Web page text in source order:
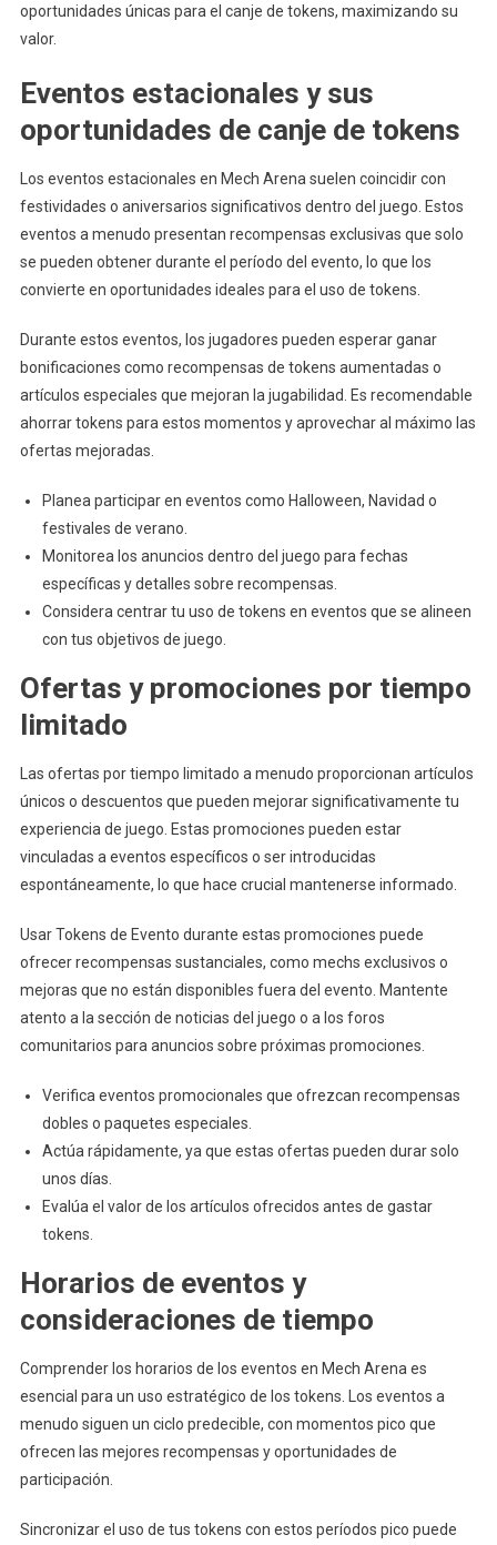
oportunidades únicas para el canje de tokens, maximizando su
valor.
Eventos estacionales y sus
oportunidades de canje de tokens
Los eventos estacionales en Mech Arena suelen coincidir con
festividades o aniversarios significativos dentro del juego. Estos
eventos a menudo presentan recompensas exclusivas que solo
se pueden obtener durante el período del evento, lo que los
convierte en oportunidades ideales para el uso de tokens.
Durante estos eventos, los jugadores pueden esperar ganar
bonificaciones como recompensas de tokens aumentadas o
artículos especiales que mejoran la jugabilidad. Es recomendable
ahorrar tokens para estos momentos y aprovechar al máximo las
ofertas mejoradas.
Planea participar en eventos como Halloween, Navidad o
festivales de verano.
Monitorea los anuncios dentro del juego para fechas
específicas y detalles sobre recompensas.
Considera centrar tu uso de tokens en eventos que se alineen
con tus objetivos de juego.
Ofertas y promociones por tiempo
limitado
Las ofertas por tiempo limitado a menudo proporcionan artículos
únicos o descuentos que pueden mejorar significativamente tu
experiencia de juego. Estas promociones pueden estar
vinculadas a eventos específicos o ser introducidas
espontáneamente, lo que hace crucial mantenerse informado.
Usar Tokens de Evento durante estas promociones puede
ofrecer recompensas sustanciales, como mechs exclusivos o
mejoras que no están disponibles fuera del evento. Mantente
atento a la sección de noticias del juego o a los foros
comunitarios para anuncios sobre próximas promociones.
Verifica eventos promocionales que ofrezcan recompensas
dobles o paquetes especiales.
Actúa rápidamente, ya que estas ofertas pueden durar solo
unos días.
Evalúa el valor de los artículos ofrecidos antes de gastar
tokens.
Horarios de eventos y
consideraciones de tiempo
Comprender los horarios de los eventos en Mech Arena es
esencial para un uso estratégico de los tokens. Los eventos a
menudo siguen un ciclo predecible, con momentos pico que
ofrecen las mejores recompensas y oportunidades de
participación.
Sincronizar el uso de tus tokens con estos períodos pico puede